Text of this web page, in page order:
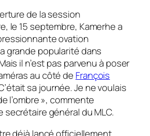
de la session
le 15 septembre, Kamerhe a
ovation
grande popularité dans
il n’est pas parvenu à poser
au côté de François
sa journée. Je ne voulais
l’ombre », commente
secrétaire général du MLC.
déjà lancé officiellement